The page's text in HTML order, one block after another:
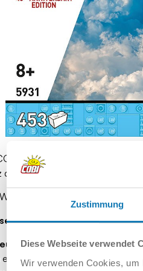
Zustimmung
Diese Webseite verwendet
Wir verwenden Cookies,
ist ein einzigartiges Set,
legendären Kampfjets
für Fans der modernen
Set?